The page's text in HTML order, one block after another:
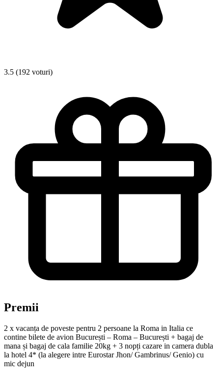
3.5 (192 voturi)
Premii
2 x vacanța de poveste pentru 2 persoane la Roma in Italia ce
contine bilete de avion București – Roma – București + bagaj de
mana și bagaj de cala familie 20kg + 3 nopți cazare in camera dubla
la hotel 4* (la alegere intre Eurostar Jhon/ Gambrinus/ Genio) cu
mic dejun